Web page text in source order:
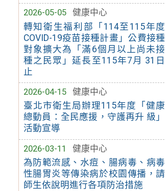
2026-05-05
健康中心
轉知衛生福利部「114至115年度
COVID-19疫苗接種計畫」公費接種
對象擴大為「滿6個月以上尚未接
種之民眾」延長至115年7月 31日
止
2026-04-15
健康中心
臺北市衛生局辦理115年度「健康
總動員：全民應援，守護再升 級」
活動宣導
2026-03-11
健康中心
為防範流感、水痘、腸病毒、病毒
性腸胃炎等傳染病於校園傳播，請
師生依說明進行各項防治措施